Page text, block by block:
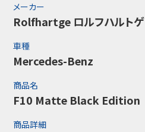
メーカー
Rolfhartge ロルフハルトゲ
車種
Mercedes-Benz
商品名
F10 Matte Black Edition
商品詳細